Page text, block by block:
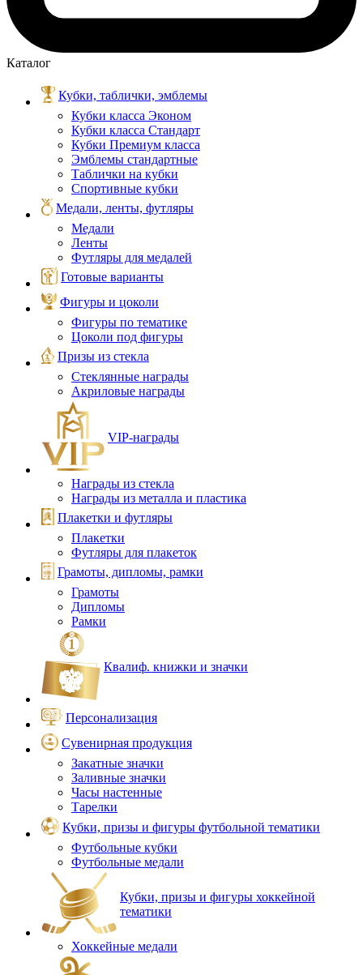
Каталог
Кубки, таблички, эмблемы
Кубки класса Эконом
Кубки класса Стандарт
Кубки Премиум класса
Эмблемы стандартные
Таблички на кубки
Спортивные кубки
Медали, ленты, футляры
Медали
Ленты
Футляры для медалей
Готовые варианты
Фигуры и цоколи
Фигуры по тематике
Цоколи под фигуры
Призы из стекла
Стеклянные награды
Акриловые награды
VIP‑награды
Награды из стекла
Награды из металла и пластика
Плакетки и футляры
Плакетки
Футляры для плакеток
Грамоты, дипломы, рамки
Грамоты
Дипломы
Рамки
Квалиф. книжки и значки
Персонализация
Сувенирная продукция
Закатные значки
Заливные значки
Часы настенные
Тарелки
Кубки, призы и фигуры футбольной тематики
Футбольные кубки
Футбольные медали
Кубки, призы и фигуры хоккейной
тематики
Хоккейные медали